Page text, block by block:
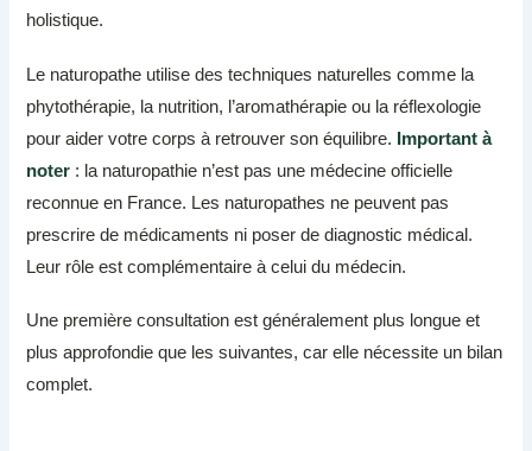
holistique.
Le naturopathe utilise des techniques naturelles comme la
phytothérapie, la nutrition, l’aromathérapie ou la réflexologie
pour aider votre corps à retrouver son équilibre. Important à
noter : la naturopathie n’est pas une médecine officielle
reconnue en France. Les naturopathes ne peuvent pas
prescrire de médicaments ni poser de diagnostic médical.
Leur rôle est complémentaire à celui du médecin.
Une première consultation est généralement plus longue et
plus approfondie que les suivantes, car elle nécessite un bilan
complet.